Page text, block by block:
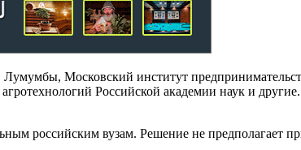
Московский институт
Российской академии наук и
российским вузам. Решение не предполагает